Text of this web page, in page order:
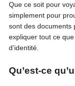
Que ce soit pour
simplement pour
sont des documents
expliquer tout ce
d’identité.
Qu’est-ce